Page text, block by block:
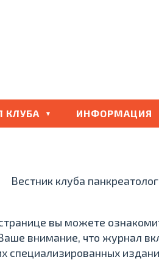
КЛУБА ИНФОРМАЦИЯ
Вестник клуба
вы можете
внимание, что журнал
специализированных